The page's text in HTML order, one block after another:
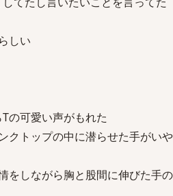
しい
の可愛い声がもれた
クトップの中に潜らせた手がい
をしながら胸と股間に伸びた手